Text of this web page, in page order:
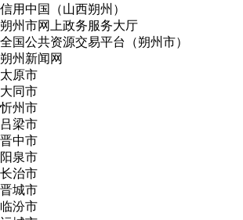
信用中国（山西朔州）
朔州市网上政务服务大厅
全国公共资源交易平台（朔州市）
朔州新闻网
太原市
大同市
忻州市
吕梁市
晋中市
阳泉市
长治市
晋城市
临汾市